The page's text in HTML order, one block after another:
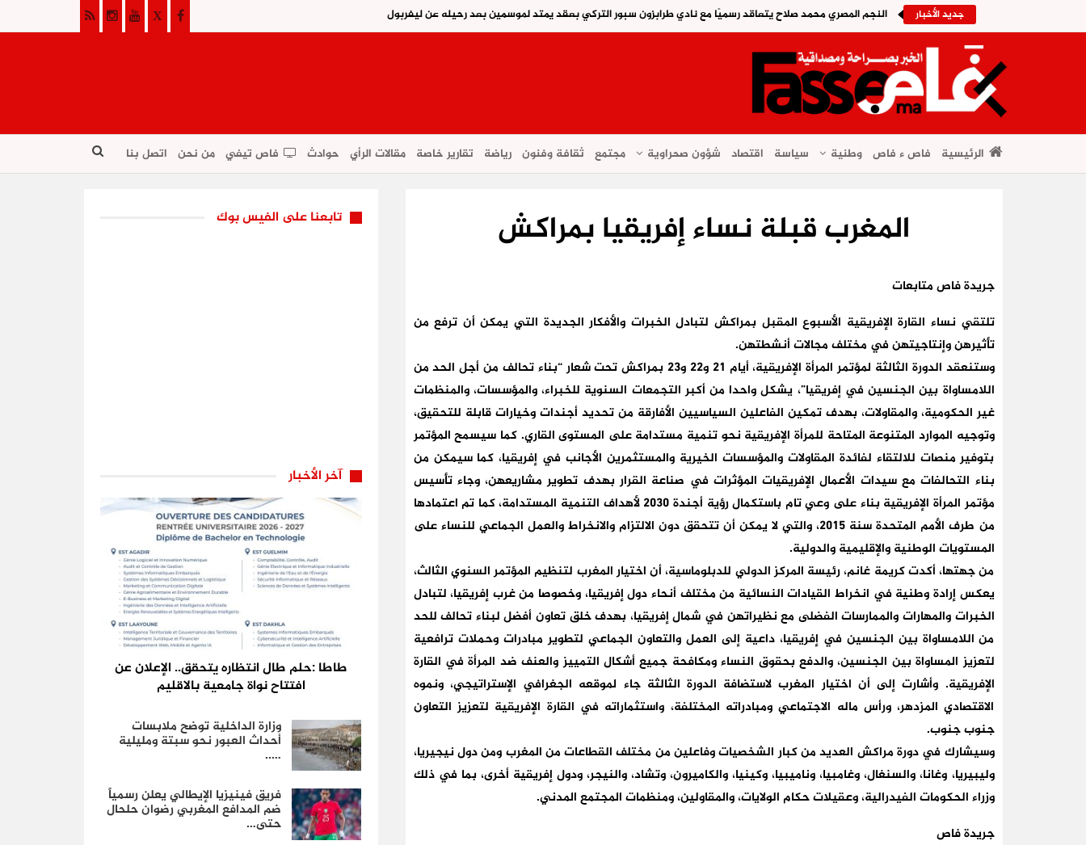
جديد الأخبار النجم المصري محمد صلاح يتعاقد رسميًا مع نادي طرابزون سبور التركي بعقد يمتد لموسمين بعد رحيله عن ليفربول
الرئيسية فاص ء فاص وطنية سياسة اقتصاد شؤون صحراوية مجتمع ثقافة وفنون رياضة تقارير خاصة مقالات الرأي حوادث فاص تيفي من نحن اتصل بنا
المغرب قبلة نساء إفريقيا بمراكش
جريدة فاص متابعات
تلتقي نساء القارة الإفريقية الأسبوع المقبل بمراكش لتبادل الخبرات والأفكار الجديدة التي يمكن أن ترفع من
تأثيرهن وإنتاجيتهن في مختلف مجالات أنشطتهن.
وستنعقد الدورة الثالثة لمؤتمر المرأة الإفريقية، أيام 21 و22 و23 بمراكش تحت شعار “بناء تحالف من أجل الحد من
اللامساواة بين الجنسين في إفريقيا”، يشكل واحدا من أكبر التجمعات السنوية للخبراء، والمؤسسات، والمنظمات
غير الحكومية، والمقاولات، بهدف تمكين الفاعلين السياسيين الأفارقة من تحديد أجندات وخيارات قابلة للتحقيق،
وتوجيه الموارد المتنوعة المتاحة للمرأة الإفريقية نحو تنمية مستدامة على المستوى القاري. كما سيسمح المؤتمر
بتوفير منصات للالتقاء لفائدة المقاولات والمؤسسات الخيرية والمستثمرين الأجانب في إفريقيا، كما سيمكن من
بناء التحالفات مع سيدات الأعمال الإفريقيات المؤثرات في صناعة القرار بهدف تطوير مشاريعهن، وجاء تأسيس
مؤتمر المرأة الإفريقية بناء على وعي تام باستكمال رؤية أجندة 2030 لأهداف التنمية المستدامة، كما تم اعتمادها
من طرف الأمم المتحدة سنة 2015، والتي لا يمكن أن تتحقق دون الالتزام والانخراط والعمل الجماعي للنساء على
المستويات الوطنية والإقليمية والدولية.
من جهتها، أكدت كريمة غانم، رئيسة المركز الدولي للدبلوماسية، أن اختيار المغرب لتنظيم المؤتمر السنوي الثالث،
يعكس إرادة وطنية في انخراط القيادات النسائية من مختلف أنحاء دول إفريقيا، وخصوصا من غرب إفريقيا، لتبادل
الخبرات والمهارات والممارسات الفضلى مع نظيراتهن في شمال إفريقيا، بهدف خلق تعاون أفضل لبناء تحالف للحد
من اللامساواة بين الجنسين في إفريقيا، داعية إلى العمل والتعاون الجماعي لتطوير مبادرات وحملات ترافعية
لتعزيز المساواة بين الجنسين، والدفع بحقوق النساء ومكافحة جميع أشكال التمييز والعنف ضد المرأة في القارة
الإفريقية. وأشارت إلى أن اختيار المغرب لاستضافة الدورة الثالثة جاء لموقعه الجغرافي الإستراتيجي، ونموه
الاقتصادي المزدهر، ورأس ماله الاجتماعي ومبادراته المختلفة، واستثماراته في القارة الإفريقية لتعزيز التعاون
جنوب جنوب.
وسيشارك في دورة مراكش العديد من كبار الشخصيات وفاعلين من مختلف القطاعات من المغرب ومن دول نيجيريا،
وليبيريا، وغانا، والسنغال، وغامبيا، وناميبيا، وكينيا، والكاميرون، وتشاد، والنيجر، ودول إفريقية أخرى، بما في ذلك
وزراء الحكومات الفيدرالية، وعقيلات حكام الولايات، والمقاولين، ومنظمات المجتمع المدني.
جريدة فاص
تابعنا على الفيس بوك
آخر الأخبار
طاطا :حلم طال انتظاره يتحقق.. الإعلان عن
افتتاح نواة جامعية بالاقليم
وزارة الداخلية توضح ملابسات
أحداث العبور نحو سبتة ومليلية
…..
فريق فينيزيا الإيطالي يعلن رسمياً
ضم المدافع المغربي رضوان حلحال
حتى…